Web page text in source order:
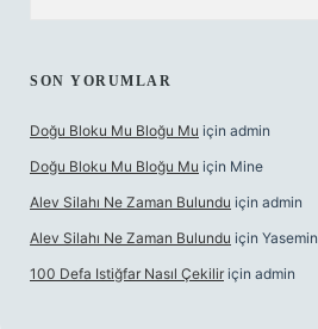
SON YORUMLAR
Doğu Bloku Mu Bloğu Mu için admin
Doğu Bloku Mu Bloğu Mu için Mine
Alev Silahı Ne Zaman Bulundu için admin
Alev Silahı Ne Zaman Bulundu için Yasemin
100 Defa Istiğfar Nasıl Çekilir için admin